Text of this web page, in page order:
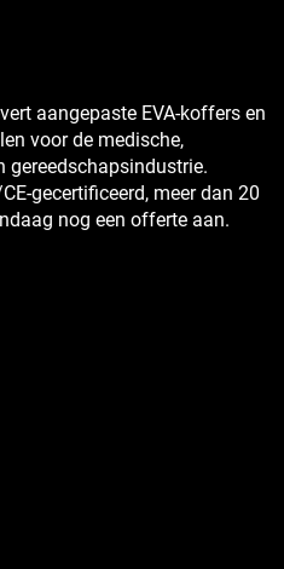
aangepaste EVA-koffers en
voor de medische,
gereedschapsindustrie.
gecertificeerd, meer dan 20
nog een offerte aan.